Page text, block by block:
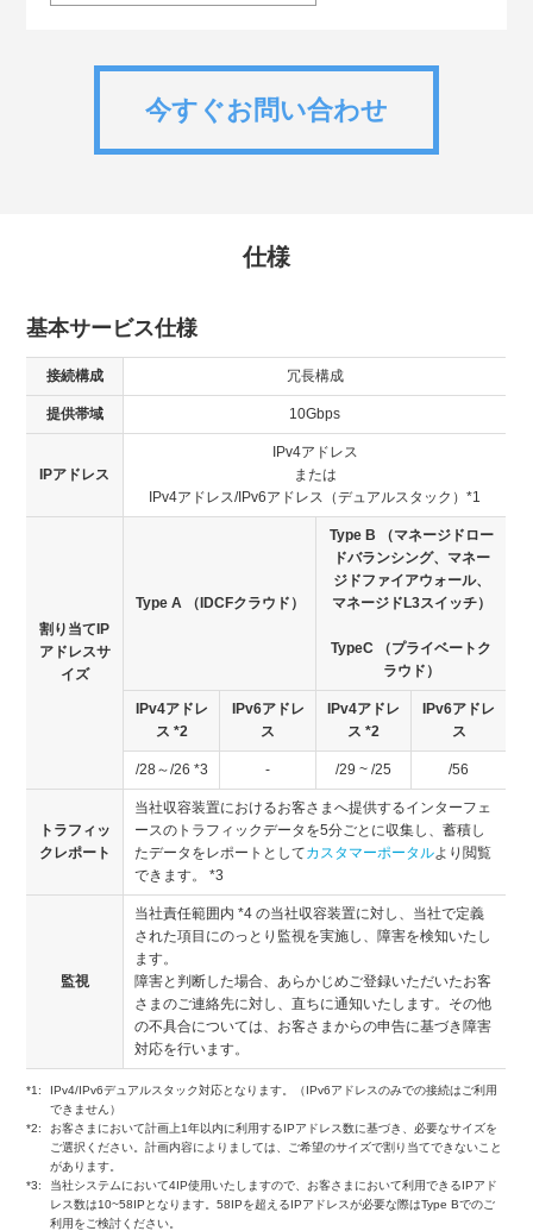
今すぐお問い合わせ
仕様
基本サービス仕様
接続構成 冗長構成
提供帯域 10Gbps
IPアドレス
IPv4アドレス
または
IPv4アドレス/IPv6アドレス（デュアルスタック）*1
割り当てIP
アドレスサ
イズ
Type A （IDCFクラウド）
Type B （マネージドロー
ドバランシング、マネー
ジドファイアウォール、
マネージドL3スイッチ）
TypeC （プライベートク
ラウド）
IPv4アドレ
ス *2
IPv6アドレ
ス
IPv4アドレ
ス *2
IPv6アドレ
ス
/28～/26 *3 - /29 ~ /25 /56
トラフィッ
クレポート
当社収容装置におけるお客さまへ提供するインターフェ
ースのトラフィックデータを5分ごとに収集し、蓄積し
たデータをレポートとしてカスタマーポータルより閲覧
できます。 *3
監視
当社責任範囲内 *4 の当社収容装置に対し、当社で定義
された項目にのっとり監視を実施し、障害を検知いたし
ます。
障害と判断した場合、あらかじめご登録いただいたお客
さまのご連絡先に対し、直ちに通知いたします。その他
の不具合については、お客さまからの申告に基づき障害
対応を行います。
*1:
IPv4/IPv6デュアルスタック対応となります。（IPv6アドレスのみでの接続はご利用
できません）
*2:
お客さまにおいて計画上1年以内に利用するIPアドレス数に基づき、必要なサイズを
ご選択ください。計画内容によりましては、ご希望のサイズで割り当てできないこと
があります。
*3:
当社システムにおいて4IP使用いたしますので、お客さまにおいて利用できるIPアド
レス数は10~58IPとなります。58IPを超えるIPアドレスが必要な際はType Bでのご
利用をご検討ください。